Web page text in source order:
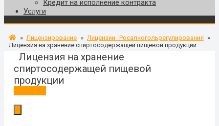
Кредит на исполнение контракта
Услуги
» Лицензирование » Лицензии Росалкогольрегулирования »
Лицензия на хранение спиртосодержащей пищевой продукции
Лицензия на хранение
спиртосодержащей пищевой
продукции